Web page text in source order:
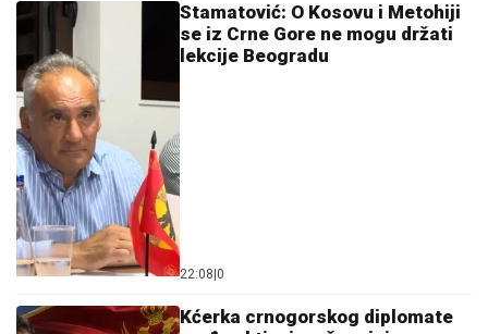
Stamatović: O Kosovu i Metohiji
se iz Crne Gore ne mogu držati
lekcije Beogradu
22:08 0
Kćerka crnogorskog diplomate